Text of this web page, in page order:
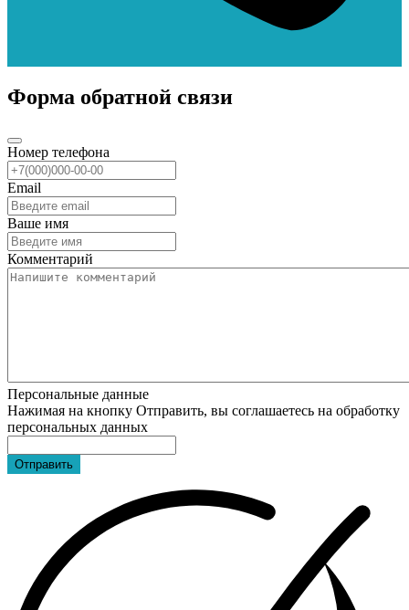
Форма обратной связи
Номер телефона
Email
Ваше имя
Комментарий
Персональные данные
Нажимая на кнопку Отправить, вы соглашаетесь на обработку
персональных данных
Отправить